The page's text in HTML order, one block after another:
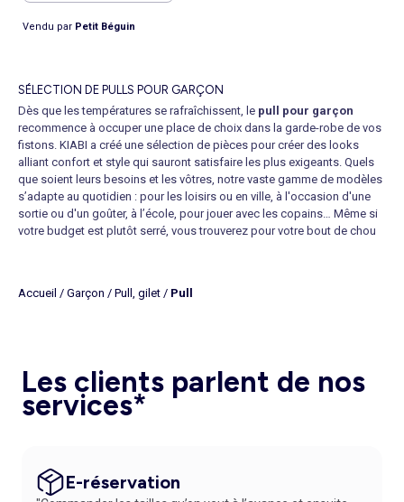
Vendu par Petit Béguin
SÉLECTION DE PULLS POUR GARÇON
Dès que les températures se rafraîchissent, le pull pour garçon
recommence à occuper une place de choix dans la garde-robe de vos
fistons. KIABI a créé une sélection de pièces pour créer des looks
alliant confort et style qui sauront satisfaire les plus exigeants. Quels
que soient leurs besoins et les vôtres, notre vaste gamme de modèles
s’adapte au quotidien : pour les loisirs ou en ville, à l'occasion d'une
sortie ou d'un goûter, à l’école, pour jouer avec les copains… Même si
votre budget est plutôt serré, vous trouverez pour votre bout de chou
bénéficier de réductions irrésistibles, nous vous recommandons
manqueront pas de plaire à votre enfant, quel que soit son âge !
Parmi notre collection de pulls pas chers, vous retrouverez nospulls
à col roulé, pour ceux qui apprécient, ainsi que nos
montant
, qui existent dans des tons clairs et foncés. Lorsque ce type
lui laissera beaucoup de liberté pour l’associer et compléter sa tenue,
quel que soit son style. Tous ces hauts permettent de faire l’impasse
Accueil / Garçon / Pull, gilet / Pull
Les clients parlent de nos
services*
E-réservation